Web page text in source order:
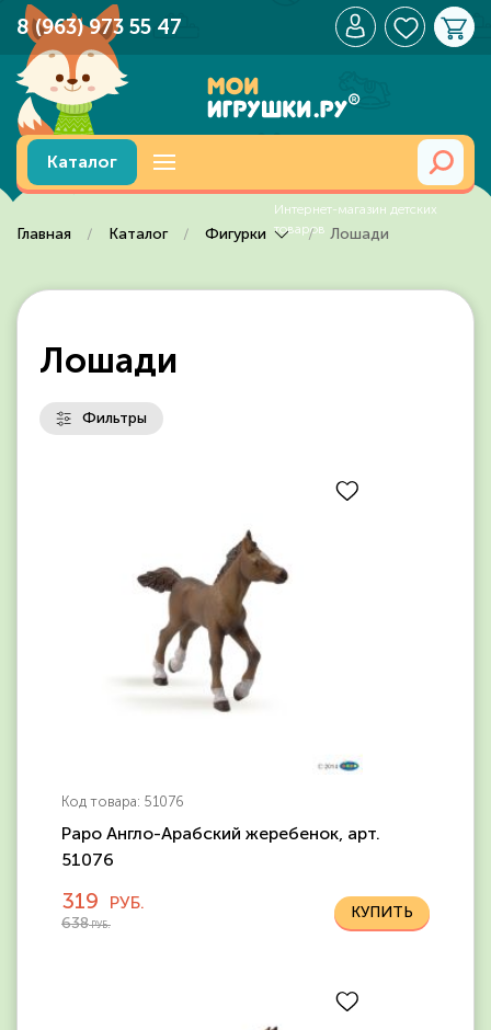
Перейти к содержимому
8 (963) 973 55 47
Каталог
Главная Каталог Фигурки Лошади
Лошади
Фильтры
Код товара: 51076
Papo Англо-Арабский жеребенок, арт.
51076
319 РУБ.
638РУБ.